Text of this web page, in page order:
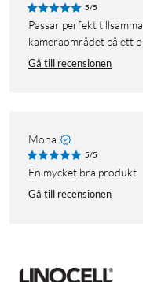
5/5
Passar perfekt tillsammans med skal och skyddar
kameraområdet på ett
Gå till recensionen
Mona
5/5
En mycket bra produkt
Gå till recensionen